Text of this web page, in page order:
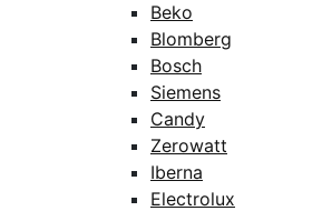
Beko
Blomberg
Bosch
Siemens
Candy
Zerowatt
Iberna
Electrolux